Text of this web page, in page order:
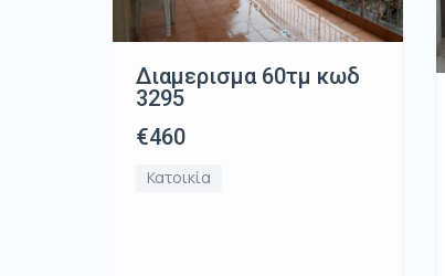
Διαμερισμα 60τμ κωδ
3295
€460
Κατοικία